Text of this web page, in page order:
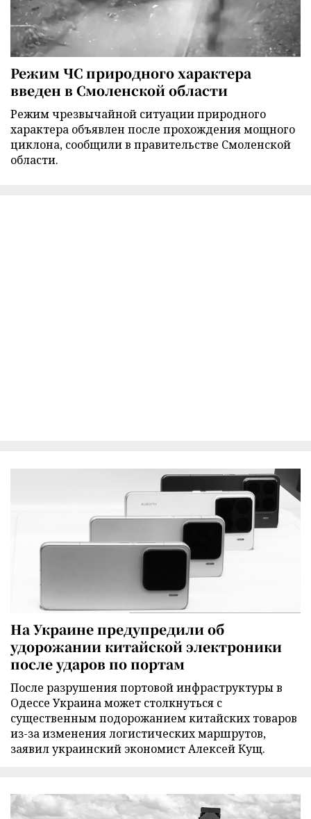
Режим ЧС природного характера
введен в Смоленской области
Режим чрезвычайной ситуации природного
характера объявлен после прохождения мощного
циклона, сообщили в правительстве Смоленской
области.
На Украине предупредили об
удорожании китайской электроники
после ударов по портам
После разрушения портовой инфраструктуры в
Одессе Украина может столкнуться с
существенным подорожанием китайских товаров
из-за изменения логистических маршрутов,
заявил украинский экономист Алексей Кущ.